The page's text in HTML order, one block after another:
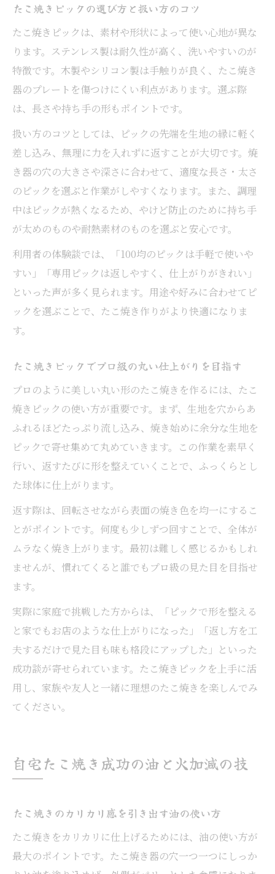
たこ焼きピックの選び方と扱い方のコツ
たこ焼きピックは、素材や形状によって使い心地が異な
ります。ステンレス製は耐久性が高く、洗いやすいのが
特徴です。木製やシリコン製は手触りが良く、たこ焼き
器のプレートを傷つけにくい利点があります。選ぶ際
は、長さや持ち手の形もポイントです。
扱い方のコツとしては、ピックの先端を生地の縁に軽く
差し込み、無理に力を入れずに返すことが大切です。焼
き器の穴の大きさや深さに合わせて、適度な長さ・太さ
のピックを選ぶと作業がしやすくなります。また、調理
中はピックが熱くなるため、やけど防止のために持ち手
が太めのものや耐熱素材のものを選ぶと安心です。
利用者の体験談では、「100均のピックは手軽で使いや
すい」「専用ピックは返しやすく、仕上がりがきれい」
といった声が多く見られます。用途や好みに合わせてピ
ックを選ぶことで、たこ焼き作りがより快適になりま
す。
たこ焼きピックでプロ級の丸い仕上がりを目指す
プロのように美しい丸い形のたこ焼きを作るには、たこ
焼きピックの使い方が重要です。まず、生地を穴からあ
ふれるほどたっぷり流し込み、焼き始めに余分な生地を
ピックで寄せ集めて丸めていきます。この作業を素早く
行い、返すたびに形を整えていくことで、ふっくらとし
た球体に仕上がります。
返す際は、回転させながら表面の焼き色を均一にするこ
とがポイントです。何度も少しずつ回すことで、全体が
ムラなく焼き上がります。最初は難しく感じるかもしれ
ませんが、慣れてくると誰でもプロ級の見た目を目指せ
ます。
実際に家庭で挑戦した方からは、「ピックで形を整える
と家でもお店のような仕上がりになった」「返し方を工
夫するだけで見た目も味も格段にアップした」といった
成功談が寄せられています。たこ焼きピックを上手に活
用し、家族や友人と一緒に理想のたこ焼きを楽しんでみ
てください。
自宅たこ焼き成功の油と火加減の技
たこ焼きのカリカリ感を引き出す油の使い方
たこ焼きをカリカリに仕上げるためには、油の使い方が
最大のポイントです。たこ焼き器の穴一つ一つにしっか